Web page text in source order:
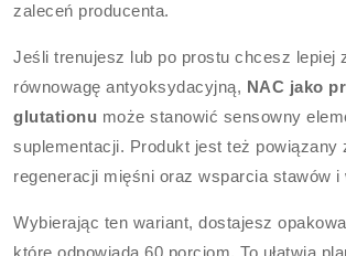
zaleceń producenta.
Jeśli trenujesz lub po prostu chcesz lepiej
równowagę antyoksydacyjną, NAC jako
glutationu może stanowić sensowny
suplementacji. Produkt jest też powiązany
regeneracji mięśni oraz wsparcia stawów i
Wybierając ten wariant, dostajesz
które odpowiada 60 porcjom. To ułatwia